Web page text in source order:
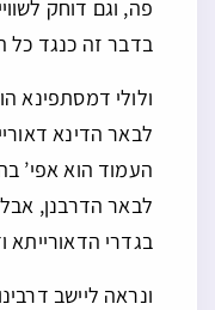
פה, וגם דוחק
בדבר זה כנגד כל
ולולי דמסתפינא
לבאר הדינא
העמוד הוא אפי’
לבאר הדרבנן, אבל
בגדרי
ונראה ליישב